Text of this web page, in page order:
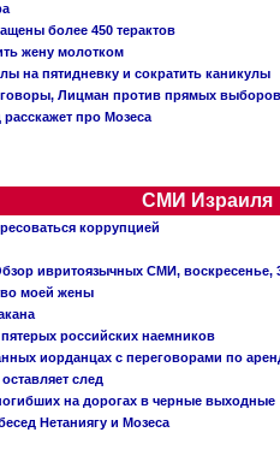
более 450 терактов
жену молотком
на пятидневку и сократить каникулы
Лицман против прямых выборов
про Мозеса
СМИ Израиля
коррупцией
ивритоязычных СМИ, воскресенье,
моей жены
российских наемников
иорданцах с переговорами по
след
на дорогах в черные выходные
Нетаниягу и Мозеса